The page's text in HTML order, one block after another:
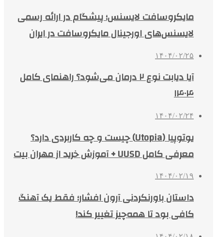
مایکروسافت لایسنس؛ پیشگام در ارائه رسمی
لایسنس‌های اورجینال مایکروسافت در ایران
۱۴۰۴/۰۲/۲۵
آیا دیابت نوع ۲ درمان می‌شود؟ راهنمای کامل
۱۴۰۴
۱۴۰۴/۰۲/۲۴
یوتوپیا (Utopia) چیست و چه کاربردی دارد؟
معرفی کامل UUSD + آموزش خرید از مهران بیت
۱۴۰۴/۰۲/۱۹
داستان باورنکردنی آرون افشار؛ فقط یک آهنگ
کافی بود تا همه‌چیز تغییر کند!